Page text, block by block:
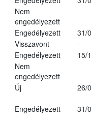
Nem
engedélyezett
Engedélyezett
31/
Visszavont
-
Engedélyezett
15/
Nem
engedélyezett
Új
26/
Engedélyezett 31/